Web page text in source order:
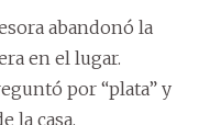
abandonó la
en el lugar.
por “plata” y
la casa.